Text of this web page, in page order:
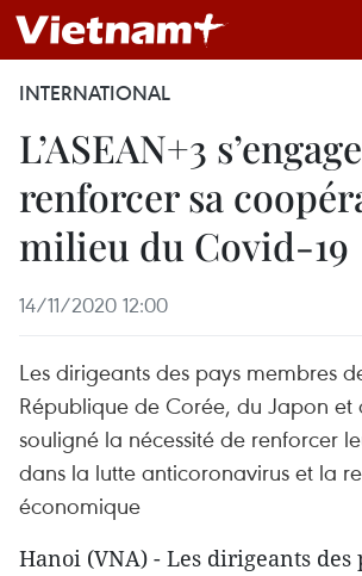
INTERNATIONAL
L’ASEAN+3
renforcer sa
milieu du Covid-19
14/11/2020 12:00
Les dirigeants des pays membres
République de Corée, du Japon et
souligné la nécessité de renforcer
dans la lutte anticoronavirus et la
économique
Hanoi (VNA) - Les dirigeants des